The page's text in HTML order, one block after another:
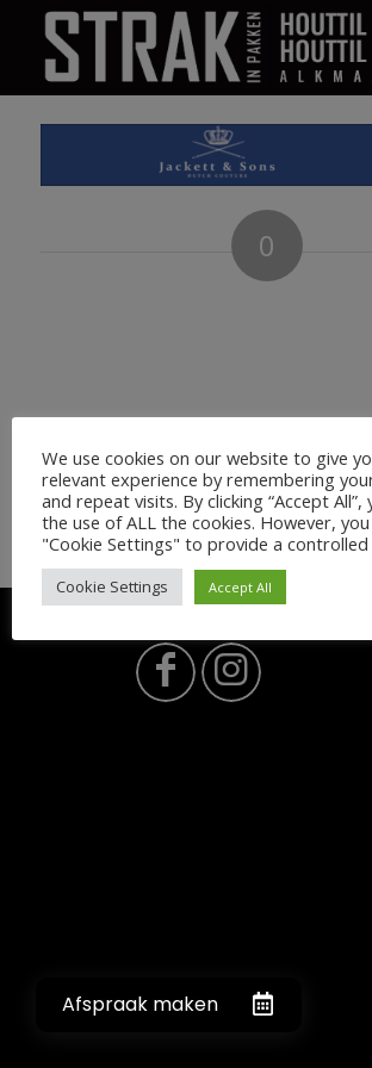
Afspraak maken
0
Draag gerust bij!
Je moetingelogd zijn opom een
plaatsen.
We use cookies on our website to give
relevant experience by remembering
and repeat visits. By clicking “Accept
the use of ALL the cookies. However,
"Cookie Settings" to provide a controlled
Cookie Settings Accept All